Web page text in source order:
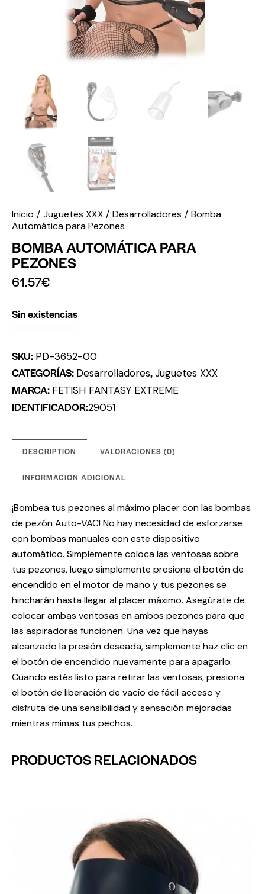
Inicio Juguetes XXX Desarrolladores
Bomba
Automática para Pezones
BOMBA AUTOMÁTICA PARA
PEZONES
61.57€
Sin existencias
SKU: PD-3652-00
CATEGORÍAS: Desarrolladores,Juguetes XXX
MARCA: FETISH FANTASY EXTREME
IDENTIFICADOR:29051
DESCRIPTION VALORACIONES (0)
INFORMACIÓN ADICIONAL
¡Bombea tus pezones al máximo placer con las bombas
de pezón Auto-VAC! No hay necesidad de esforzarse
con bombas manuales con este dispositivo
automático. Simplemente coloca las ventosas sobre
tus pezones, luego simplemente presiona el botón de
encendido en el motor de mano y tus pezones se
hincharán hasta llegar al placer máximo. Asegúrate de
colocar ambas ventosas en ambos pezones para que
las aspiradoras funcionen. Una vez que hayas
alcanzado la presión deseada, simplemente haz clic en
el botón de encendido nuevamente para apagarlo.
Cuando estés listo para retirar las ventosas, presiona
el botón de liberación de vacío de fácil acceso y
disfruta de una sensibilidad y sensación mejoradas
mientras mimas tus pechos.
PRODUCTOS RELACIONADOS